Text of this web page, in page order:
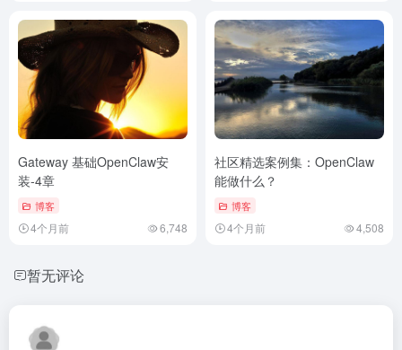
Gateway 基础OpenClaw安
装-4章
博客
4个月前 6,748
社区精选案例集：OpenClaw
能做什么？
博客
4个月前 4,508
暂无评论